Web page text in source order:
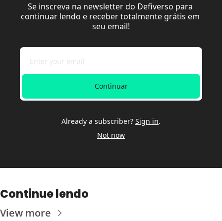
Se inscreva na newsletter do Defiverso para
continuar lendo e receber totalmente grátis em
seu email!
Continuar
Already a subscriber? Sign in.
Not now
Continue lendo
View more